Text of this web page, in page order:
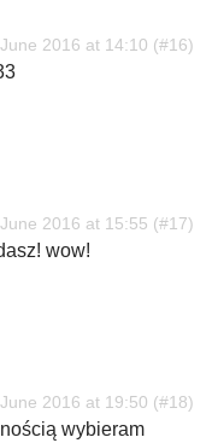
2016 at 14:10
2016 at 15:55
wow!
2016 at 19:50
wybieram